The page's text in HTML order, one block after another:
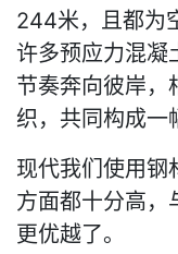
244米，且都为
许多预应力混凝
节奏奔向彼岸，
织，共同构成一
现代我们使用钢
方面都十分高，
更优越了。